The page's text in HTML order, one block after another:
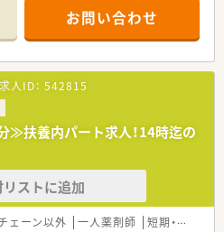
めに近隣の医療クリニックと手を取り
まな情報を扱うことで地域の皆さまの
ートできる体制を整えています。
を全力でサポートしてくれる社風で
優しいアットホームな雰囲気の店舗ば
舗にもよくお顔を出され、現場想いで
めポイント★ ／
多く、主婦層のスタッフさんが助け合
います♪助け合いの精神が行き届いた
員で協力しよう！」という代表の強い
お問い合わせ
人ID： 542815
≫扶養内パート求人！14時迄の
ストに追加
ェーン以外 一人薬剤師 短期・スポット